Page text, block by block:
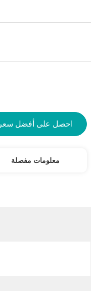
احصل على أفضل سعر
معلومات مفصلة